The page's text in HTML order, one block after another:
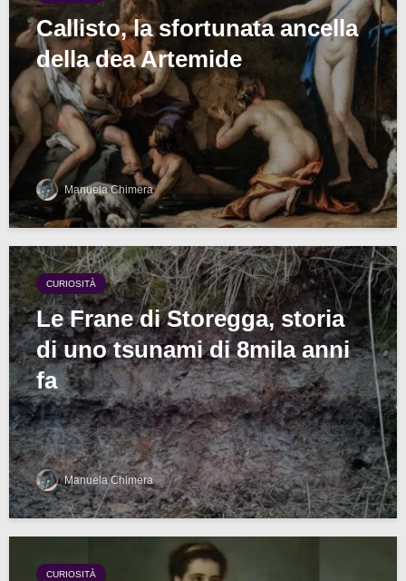
Callisto, la sfortunata ancella
della dea Artemide
Manuela Chimera
CURIOSITÀ
Le Frane di Storegga, storia
di uno tsunami di 8mila anni
fa
Manuela Chimera
CURIOSITÀ